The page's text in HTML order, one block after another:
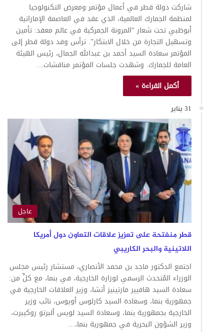
شاركت دولة قطر في أعمال مؤتمر ومعرض التكنولوجيا
لمنظمة الجمارك العالمية، الذي عقد في العاصمة الإماراتية
أبوظبي تحت شعار “المرونة الجمركية في عالم معقد: تأمين
وتسهيل التجارة من خلال الابتكار”. ترأس وفد دولة قطر إلى
المؤتمر سعادة السيد أحمد بن عبدالله الجمال، رئيس الهيئة
العامة للجمارك. وشهدت جلسات المؤتمر مناقشات…
أكمل القراءة »
31 يناير
عاجل
قطر منفتحة على تعزيز علاقات التعاون دول أمريكا
اللاتينية والبحر الكاريبي
اجتمع الدكتور ماجد بن محمد الأنصاري، مستشار رئيس مجلس
الوزراء المُتحدث الرسمي لوزارة الخارجية، في بنما، مع كلٍّ من:
سعادة السيد هافيير مارتينيز أتشا، وزير العلاقات الخارجية في
جمهورية بنما، وسعادة السيد كارلوس أويوس، نائب وزير
الخارجية بجمهورية بنما، وسعادة السيد لويس ألبرتو روكيبرت،
وزير الشؤون البحرية في جمهورية بنما،…